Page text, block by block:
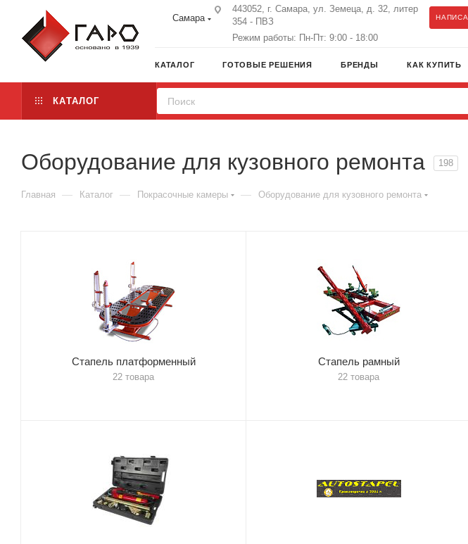
Самара
443052, г. Самара, ул. Земеца, д. 32, литер
354 - ПВЗ
Режим работы: Пн-Пт: 9:00 - 18:00
КАТАЛОГ ГОТОВЫЕ РЕШЕНИЯ БРЕНДЫ КАК КУПИТЬ
КАТАЛОГ
Оборудование для кузовного ремонта 198
Главная — Каталог — Покрасочные камеры — Оборудование для кузовного ремонта
Стапель платформенный
22 товара
Стапель рамный
22 товара